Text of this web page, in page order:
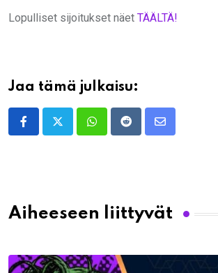
Lopulliset sijoitukset näet TÄÄLTÄ!
Jaa tämä julkaisu:
WhatsappRedditShare
Aiheeseen liittyvät